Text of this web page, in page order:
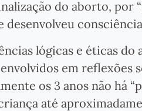
do aborto, por
desenvolveu
lógicas e éticas
em reflexões
os 3 anos não há
até